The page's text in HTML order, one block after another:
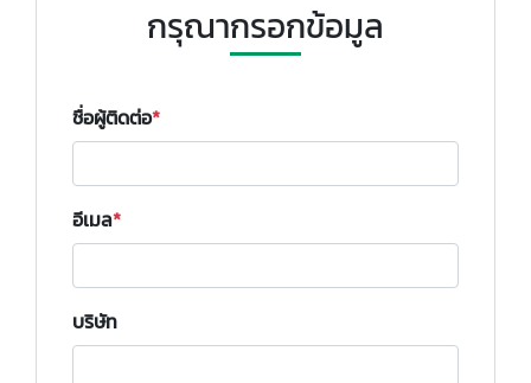
กรุณากรอกข้อมูล
ชื่อผู้ติดต่อ
อีเมล
บริษัท